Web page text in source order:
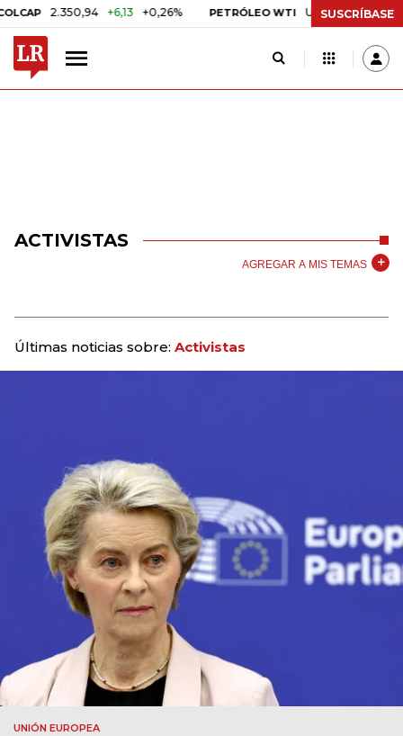
2.350,94 +6,13 +0,26% PETRÓLEO WTI US$ 78,01 US$ 2,92
SUSCRÍBASE
ACTIVISTAS
AGREGAR A MIS TEMAS
Últimas noticias sobre: Activistas
UNIÓN EUROPEA